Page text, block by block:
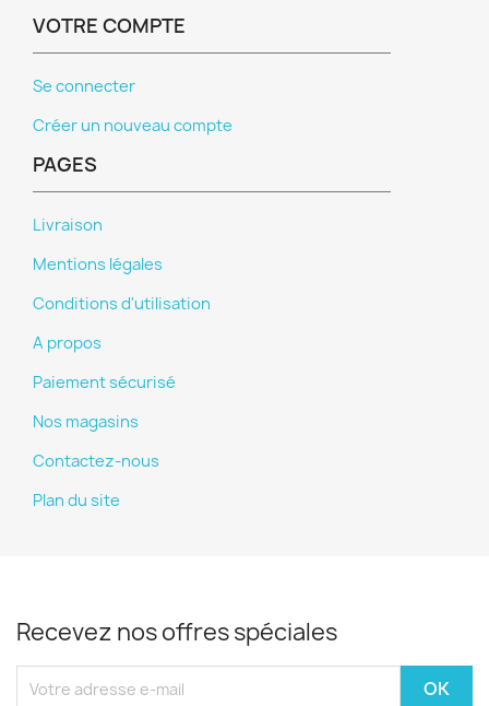
VOTRE COMPTE
Se connecter
Créer un nouveau compte
PAGES
Livraison
Mentions légales
Conditions d'utilisation
A propos
Paiement sécurisé
Nos magasins
Contactez-nous
Plan du site
Recevez nos offres spéciales